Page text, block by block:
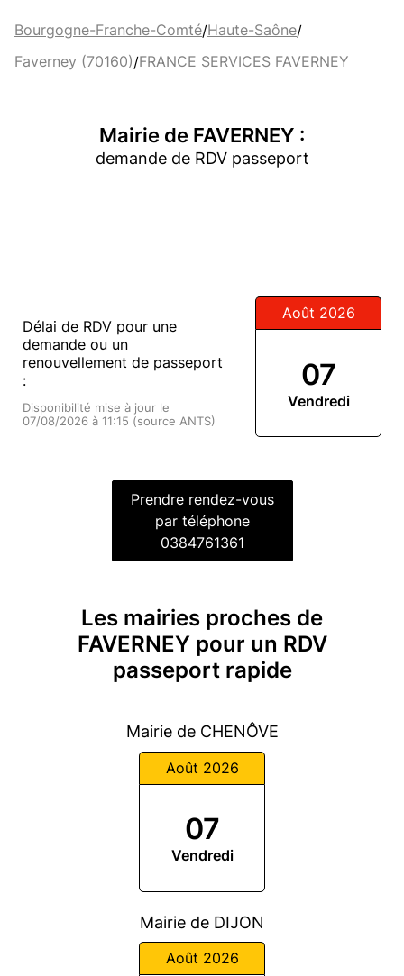
Bourgogne-Franche-Comté/Haute-Saône/
Faverney (70160)/FRANCE SERVICES FAVERNEY
Mairie de FAVERNEY :
demande de RDV passeport
Délai de RDV pour une
demande ou un
renouvellement de passeport
:
Disponibilité mise à jour le
07/08/2026 à 11:15 (source ANTS)
Août 2026
07
Vendredi
Prendre rendez-vous
par téléphone
0384761361
Les mairies proches de
FAVERNEY pour un RDV
passeport rapide
Mairie de CHENÔVE
Août 2026
07
Vendredi
Mairie de DIJON
Août 2026